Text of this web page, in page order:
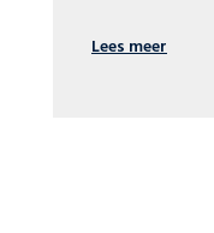
Lees meer